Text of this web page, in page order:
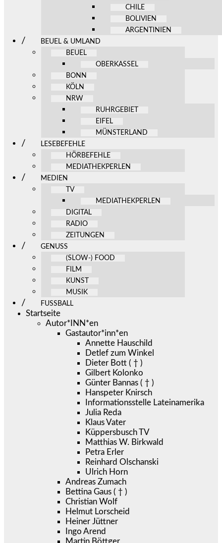
CHILE
BOLIVIEN
ARGENTINIEN
BEUEL & UMLAND
BEUEL
OBERKASSEL
BONN
KÖLN
NRW
RUHRGEBIET
EIFEL
MÜNSTERLAND
LESEBEFEHLE
HÖRBEFEHLE
MEDIATHEKPERLEN
MEDIEN
TV
MEDIATHEKPERLEN
DIGITAL
RADIO
ZEITUNGEN
GENUSS
(SLOW-) FOOD
FILM
KUNST
MUSIK
FUSSBALL
Startseite
Autor*INN*en
Gastautor*inn*en
Annette Hauschild
Detlef zum Winkel
Dieter Bott ( † )
Gilbert Kolonko
Günter Bannas ( † )
Hanspeter Knirsch
Informationsstelle Lateinamerika
Julia Reda
Klaus Vater
Küppersbusch TV
Matthias W. Birkwald
Petra Erler
Reinhard Olschanski
Ulrich Horn
Andreas Zumach
Bettina Gaus ( † )
Christian Wolf
Helmut Lorscheid
Heiner Jüttner
Ingo Arend
Martin Böttger